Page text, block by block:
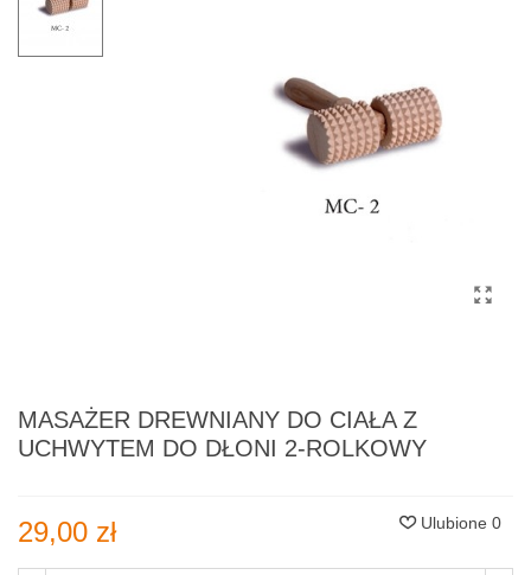
MASAŻER DREWNIANY DO CIAŁA Z
UCHWYTEM DO DŁONI 2-ROLKOWY
29,00 zł Ulubione 0